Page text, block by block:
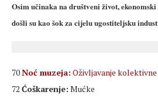
Osim učinaka na društveni život,
došli su kao šok za cijelu ugostiteljsku
70Noć muzeja: Oživljavanje
72 Ćoškarenje: Mućke